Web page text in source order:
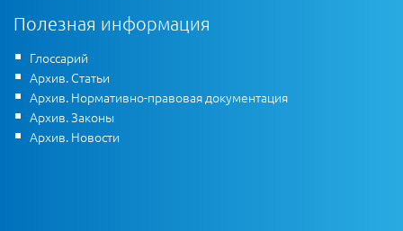
Полезная информация
Глоссарий
Архив. Статьи
Архив. Нормативно-правовая документация
Архив. Законы
Архив. Новости